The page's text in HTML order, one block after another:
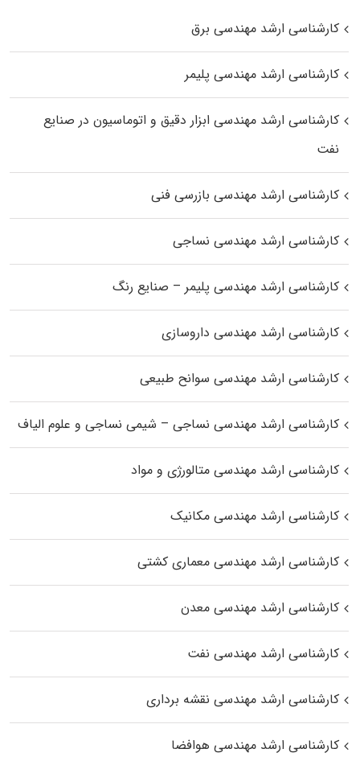
کارشناسی ارشد مهندسی برق
کارشناسی ارشد مهندسی پلیمر
کارشناسی ارشد مهندسی ابزار دقیق و اتوماسیون در صنایع
نفت
کارشناسی ارشد مهندسی بازرسی فنی
کارشناسی ارشد مهندسی نساجی
کارشناسی ارشد مهندسی پلیمر – صنایع رنگ
کارشناسی ارشد مهندسی داروسازی
کارشناسی ارشد مهندسی سوانح طبیعی
کارشناسی ارشد مهندسی نساجی – شیمی نساجی و علوم الیاف
کارشناسی ارشد مهندسی متالورژی و مواد
کارشناسی ارشد مهندسی مکانیک
کارشناسی ارشد مهندسی معماری کشتی
کارشناسی ارشد مهندسی معدن
کارشناسی ارشد مهندسی نفت
کارشناسی ارشد مهندسی نقشه برداری
کارشناسی ارشد مهندسی هوافضا